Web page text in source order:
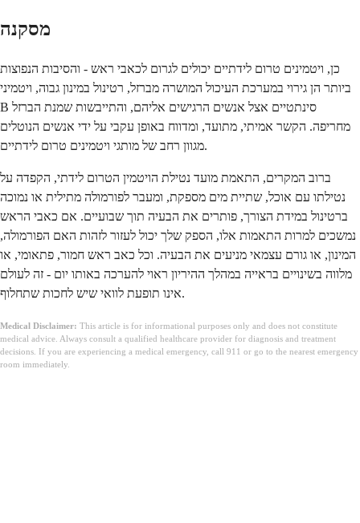
מסקנה
כן, ויטמינים טרום לידתיים יכולים לגרום לכאבי ראש - והסיבות הנפוצות
ביותר הן גירוי במערכת העיכול המושרה מברזל, רטינול במינון גבוה, ויטמיני
B סינתטיים אצל אנשים הרגישים אליהם, והתייבשות שמנת הברזל
מחריפה. הקשר אמיתי, מתועד, ומדווח באופן עקבי על ידי אנשים הנוטלים
מגוון רחב של מותגי ויטמינים טרום לידתיים.
ברוב המקרים, התאמת מועד נטילת הויטמין הטרום לידתי, הקפדה על
נטילתו עם אוכל, שתיית מים מספקת, ומעבר לפורמולה מתילית או נמוכה
ברטינול במידת הצורך, פותרים את הבעיה תוך שבועיים. אם כאבי הראש
נמשכים למרות התאמות אלו, הספק שלך יכול לעזור לזהות האם הפורמולה,
המינון, או גורם עצמאי מניעים את הבעיה. וכל כאב ראש חמור, פתאומי, או
מלווה בשינויים בראייה במהלך ההיריון ראוי להערכה באותו יום - זה לעולם
אינו תופעת לוואי שיש לחכות שתחלוף.
Medical Disclaimer: This article is for informational purposes only and does not constitute
medical advice. Always consult a qualified healthcare provider for diagnosis and treatment
decisions. If you are experiencing a medical emergency, call 911 or go to the nearest emergency
room immediately.